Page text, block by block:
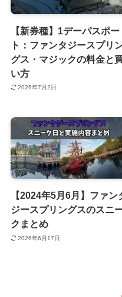
【新券種】1デーパスポー
ト：ファンタジースプリ
グス・マジックの料金と
い方
2026年7月2日
【2024年5月6月】ファン
ジースプリングスのスニ
クまとめ
2026年6月17日